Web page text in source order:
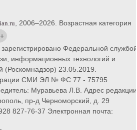
, 2006–2026. Возрастная категория
Федеральной службой
информационных технологий и
(Роскомнадзор) 23.05.2019.
СМИ ЭЛ № ФС 77 - 75795
Муравьева Л.В. Адрес
пр-д Черноморский, д. 29
827-76-37 Электронная почта: